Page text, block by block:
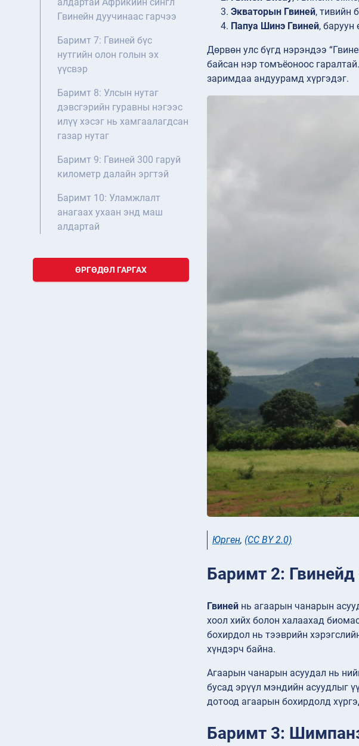
Гвинейн дуучинаас гарчээ
Баримт 7: Гвиней бүс
нутгийн олон голын эх
үүсвэр
Баримт 8: Улсын нутаг
дэвсгэрийн гуравны нэгээс
илүү хэсэг нь хамгаалагдсан
газар нутаг
Баримт 9: Гвиней 300 гаруй
километр далайн эргтэй
Баримт 10: Уламжлалт
анагаах ухаан энд маш
алдартай
ӨРГӨДӨЛ ГАРГАХ
Экваторын Гвиней, тивийн
Папуа Шинэ Гвиней,
Дөрвөн улс бүгд нэрэндээ
байсан нэр томъёоноос
заримдаа андуурамд хүргэдэг.
Юрген, (CC BY 2.0)
Баримт 2:
Гвиней нь агаарын чанарын
хоол хийх болон халаахад
бохирдол нь тээврийн
хүндэрч байна.
Агаарын чанарын асуудал нь
бусад эрүүл мэндийн асуудлыг
дотоод агаарын бохирдолд
Баримт 3: